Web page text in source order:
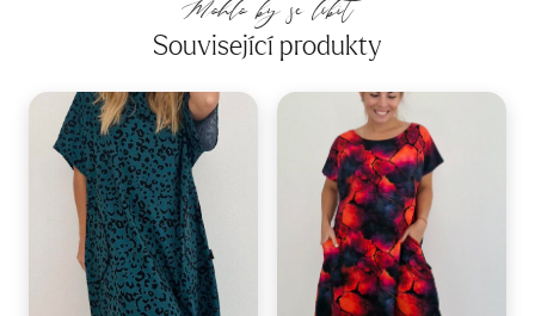
Mohlo by se líbit
Související produkty